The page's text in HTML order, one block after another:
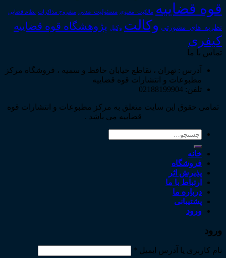
قوه قضاییه مالکیت_معنوی مسئولیت_مدنی مشروح مذاکرات نظام قضایی
نظریه_های_مشورتی وکالت وکیل پژوهشگاه قوه قضاییه
کیفری
تماس با ما
آدرس : تهران ، تقاطع خیابان حافظ و سمیه ، فروشگاه مرکز
مطبوعات و انتشارات قوه قضاییه
تلفن: 02188199904
تمامی حقوق این سایت متعلق به مرکز مطبوعات و انتشارات قوه
قضاییه می باشد .
جستجو
خانه
فروشگاه
پذیرش اثر
ارتباط با ما
درباره ما
پشتیبانی
ورود
ورود
نام کاربری یا آدرس ایمیل *